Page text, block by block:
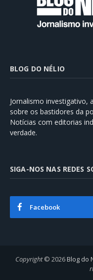
BLOG DO NÉLIO
Jornalismo investigativo,
sobre os bastidores da
Notícias com editorias
verdade.
SIGA-NOS NAS REDES
Facebook
Copyright© 2026Blog do